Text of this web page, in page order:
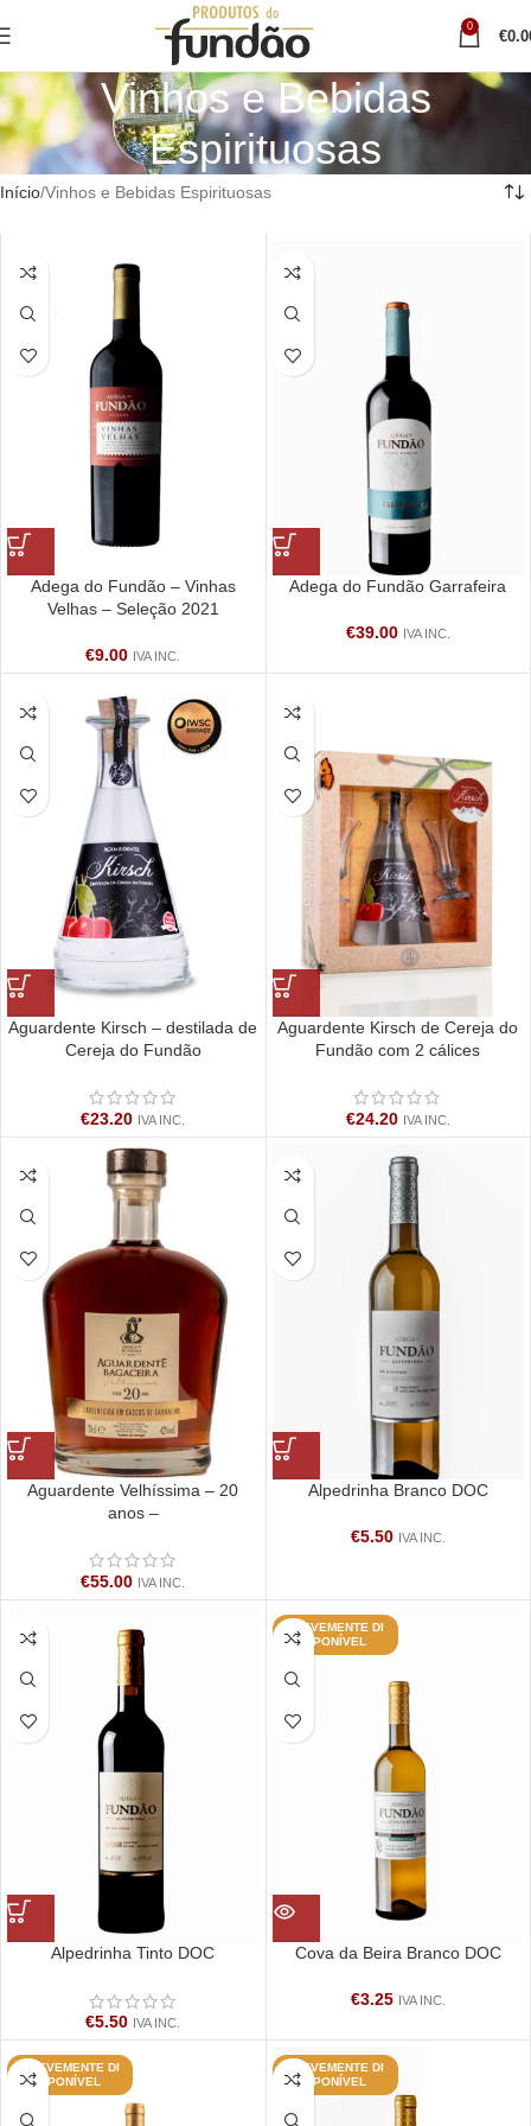
0
€
Vinhos e Bebidas
Espirituosas
Início Vinhos e Bebidas Espirituosas
Adega do Fundão – Vinhas
Velhas – Seleção 2021
€9.00 IVA INC.
Adega do Fundão Garrafeira
€39.00 IVA INC.
Aguardente Kirsch – destilada de
Cereja do Fundão
€23.20 IVA INC.
Aguardente Kirsch de Cereja do
Fundão com 2 cálices
€24.20 IVA INC.
Aguardente Velhíssima – 20
anos –
€55.00 IVA INC.
Alpedrinha Branco DOC
€5.50 IVA INC.
Alpedrinha Tinto DOC
€5.50 IVA INC.
BREVEMENTE DI
SPONÍVEL
Cova da Beira Branco DOC
€3.25 IVA INC.
BREVEMENTE DI
SPONÍVEL
BREVEMENTE DI
SPONÍVEL